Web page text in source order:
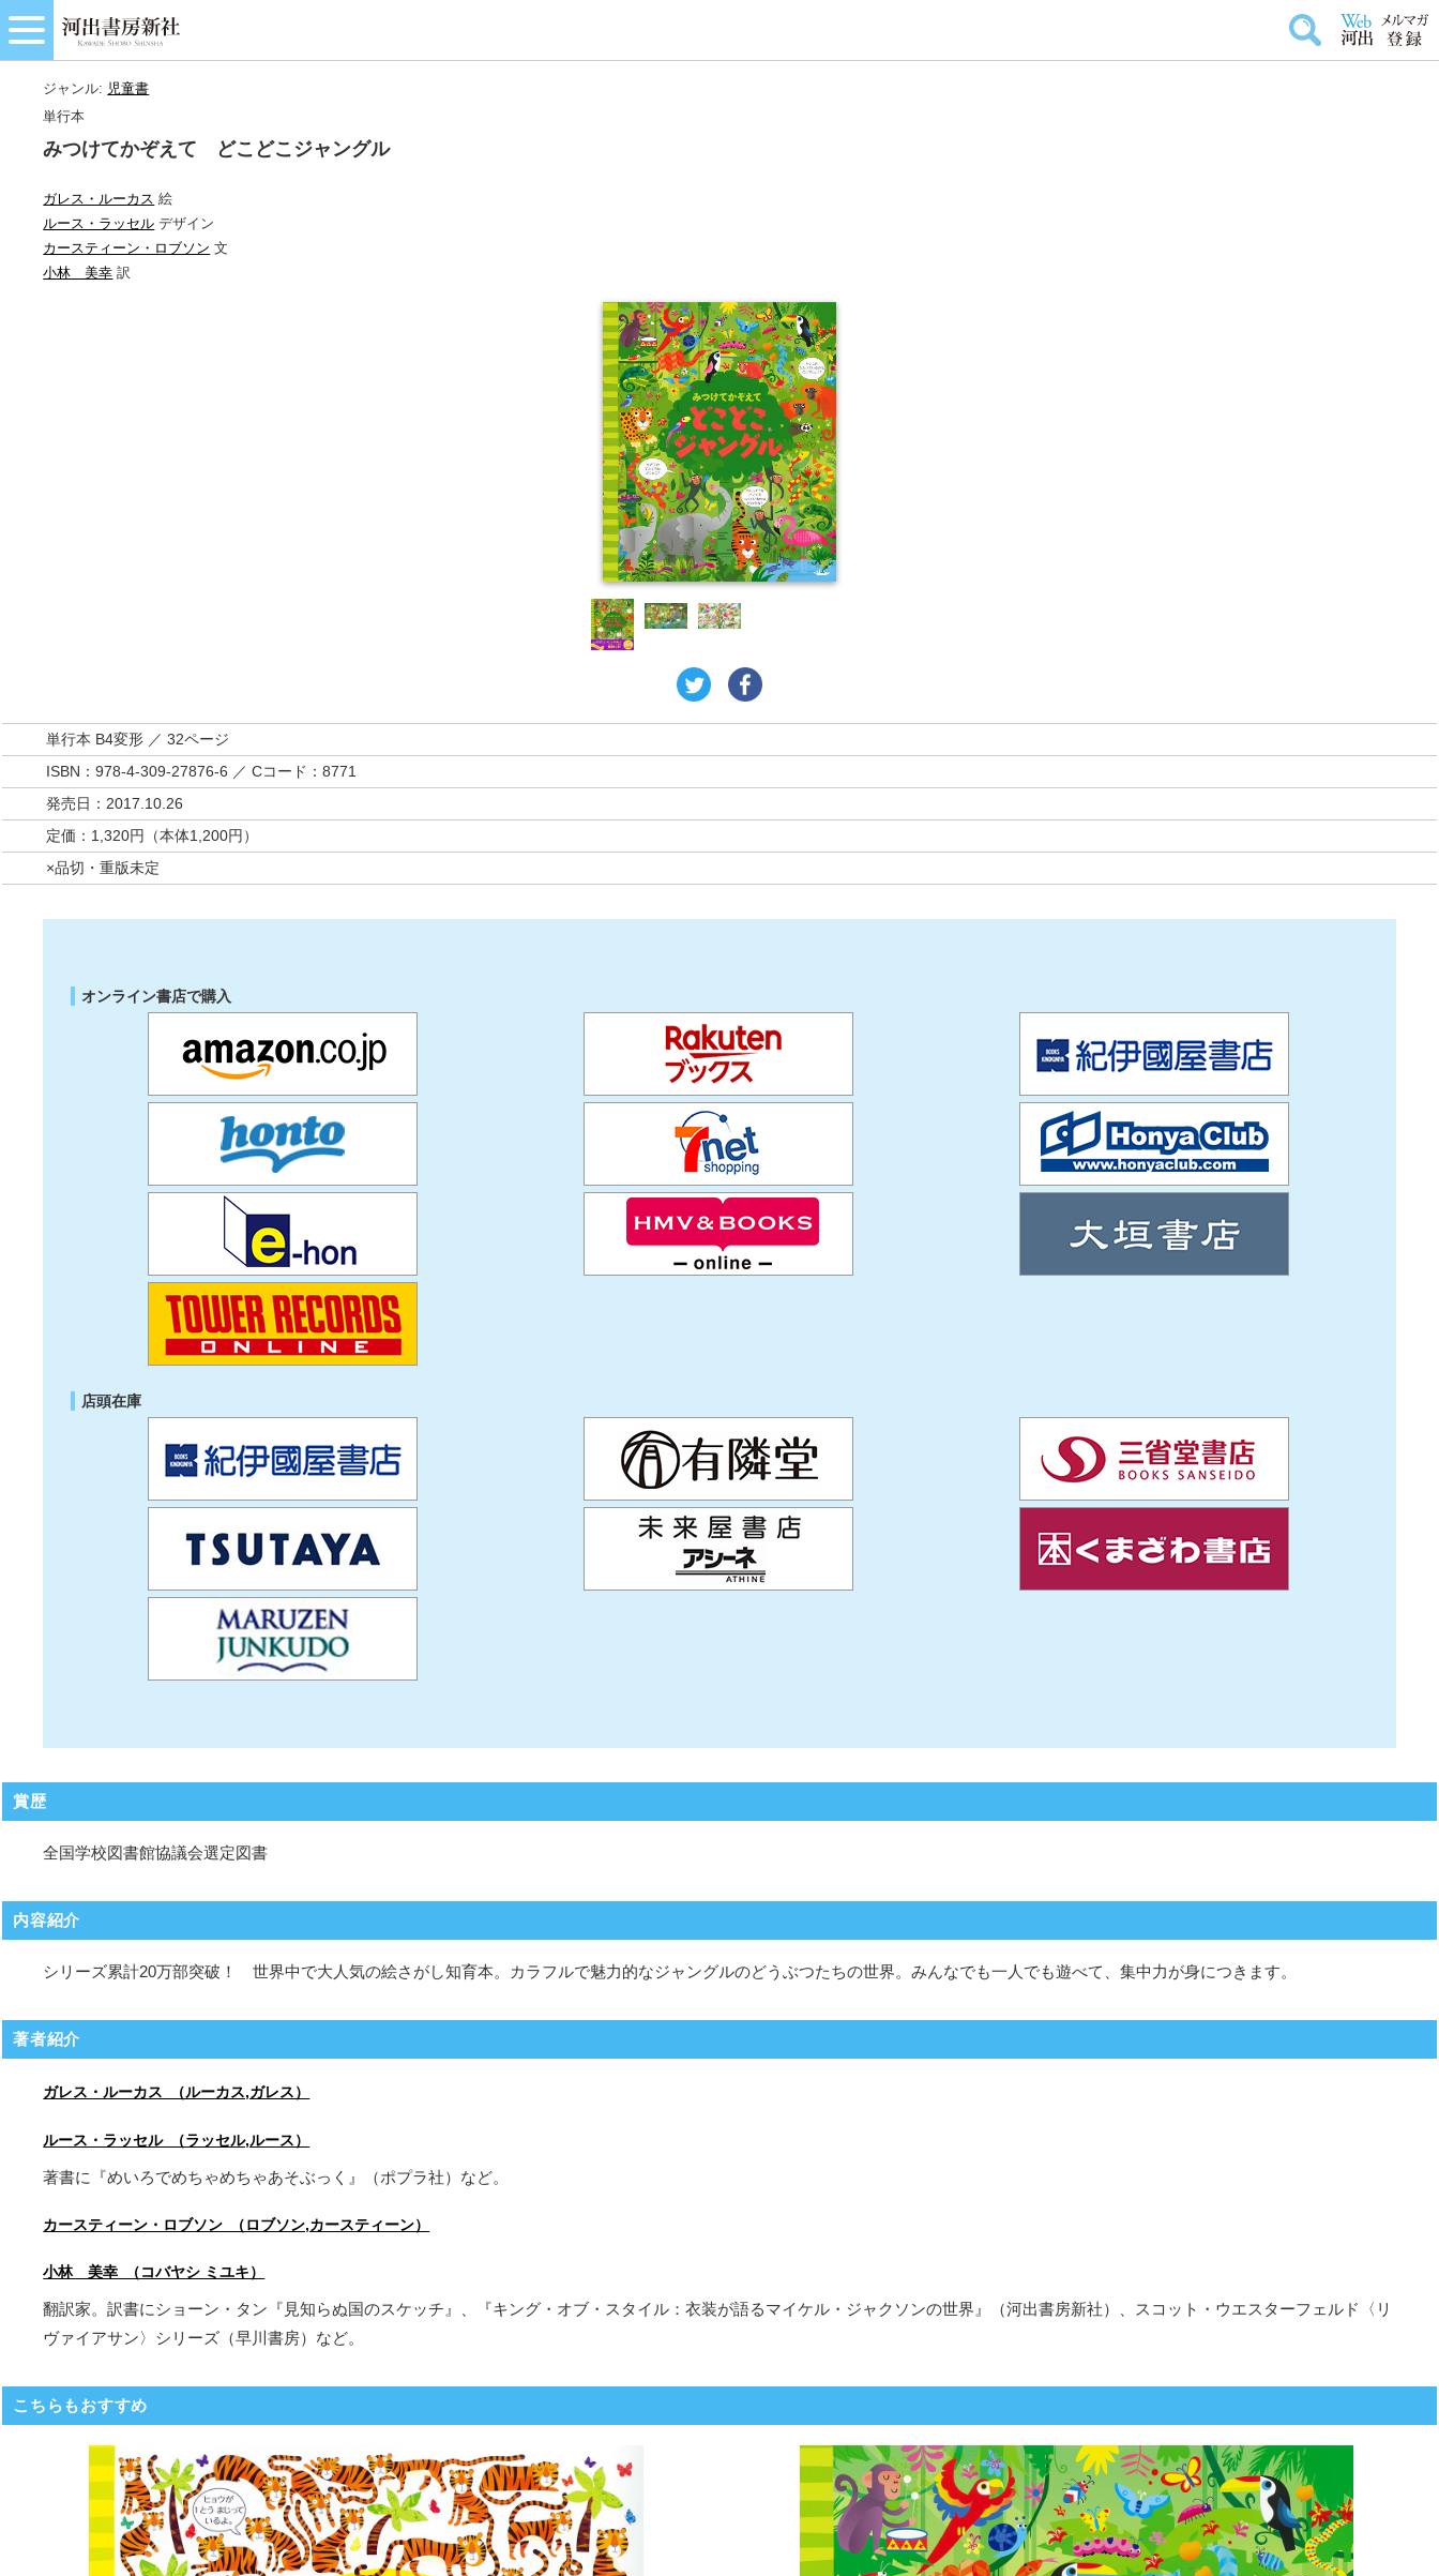
ジャンル: 児童書
単行本
みつけてかぞえて どこどこジャングル
ガレス・ルーカス 絵
ルース・ラッセル デザイン
カースティーン・ロブソン 文
小林 美幸 訳
単行本 B4変形 ／ 32ページ
ISBN：978-4-309-27876-6 ／ Cコード：8771
発売日：2017.10.26
定価：1,320円（本体1,200円）
×品切・重版未定
オンライン書店で購入
店頭在庫
賞歴
全国学校図書館協議会選定図書
内容紹介
シリーズ累計20万部突破！ 世界中で大人気の絵さがし知育本。カラフルで魅力的なジャングルのどうぶつたちの世界。みんなでも一人でも遊べて、集中力が身につきます。
著者紹介
ガレス・ルーカス （ルーカス,ガレス）
ルース・ラッセル （ラッセル,ルース）
著書に『めいろでめちゃめちゃあそぶっく』（ポプラ社）など。
カースティーン・ロブソン （ロブソン,カースティーン）
小林 美幸 （コバヤシ ミユキ）
翻訳家。訳書にショーン・タン『見知らぬ国のスケッチ』、『キング・オブ・スタイル：衣装が語るマイケル・ジャクソンの世界』（河出書房新社）、スコット・ウエスターフェルド〈リ
ヴァイアサン〉シリーズ（早川書房）など。
こちらもおすすめ